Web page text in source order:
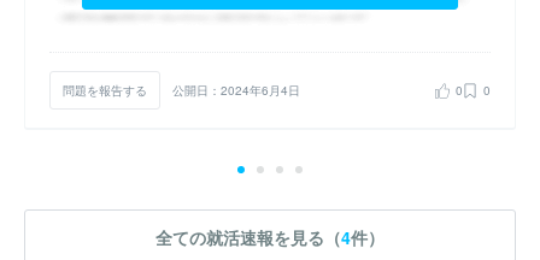
問題を報告する 公開日：2024年6月4日 0 0
全ての就活速報を見る（4件）